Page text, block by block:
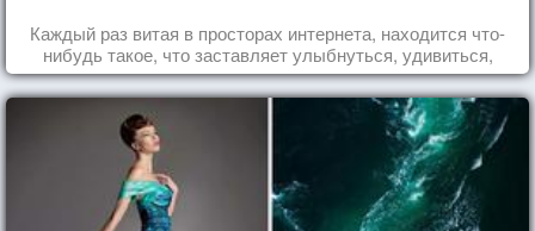
Каждый раз витая в просторах интернета, находится что-
нибудь такое, что заставляет улыбнуться, удивиться,
восхититься...